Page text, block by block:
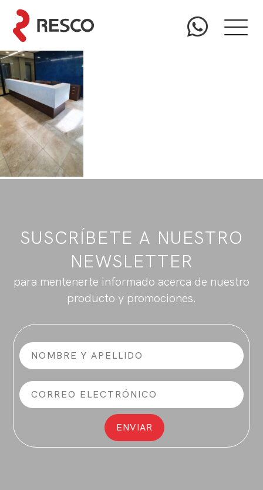
SUSCRÍBETE A NUESTRO
NEWSLETTER
para mentenerte informado acerca de nuestro
producto y promociones.